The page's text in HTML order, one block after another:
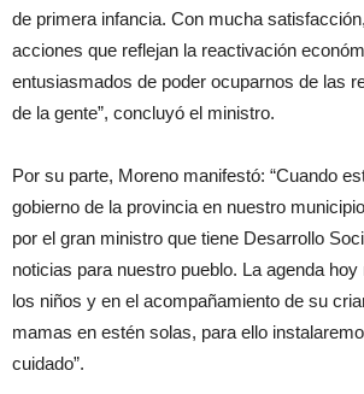
de primera infancia. Con mucha
acciones que reflejan la reactivación
entusiasmados de poder ocuparnos de las
de la gente”, concluyó el ministro.
Por su parte, Moreno manifestó: “Cuando
gobierno de la provincia en nuestro
por el gran ministro que tiene Desarrollo
noticias para nuestro pueblo. La agenda
los niños y en el acompañamiento de su
mamas en estén solas, para ello
cuidado”.